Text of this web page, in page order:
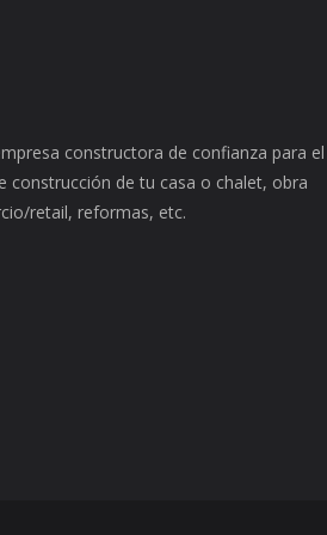
constructora de confianza para el
construcción de tu casa o chalet, obra
retail, reformas, etc.